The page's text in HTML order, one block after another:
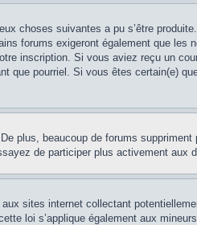
choses suivantes a pu s’être
forums exigeront également que
inscription. Si vous aviez reçu un
pourriel. Si vous êtes certain(e)
plus, beaucoup de forums
de participer plus activement aux
sites internet collectant
loi s’applique également aux